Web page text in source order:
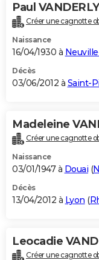
Paul
Créer une cagnotte
Naissance
16/04/1930 à
Décès
03/06/2012 à Saint-
Madeleine
Créer une cagnotte
Naissance
03/01/1947 à Douai (
Décès
13/04/2012 à Lyon (
Leocadie
Créer une cagnotte